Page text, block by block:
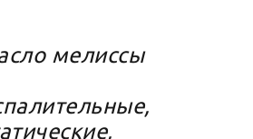
мелиссы